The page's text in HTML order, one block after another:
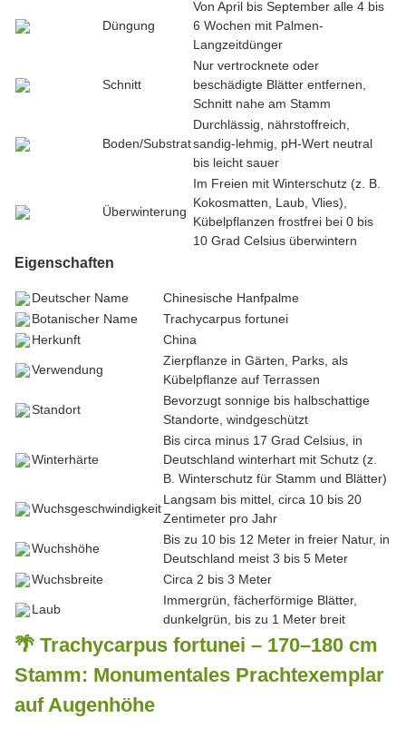
Düngung
Von April bis September alle 4 bis
6 Wochen mit Palmen-
Langzeitdünger
Schnitt
Nur vertrocknete oder
beschädigte Blätter entfernen,
Schnitt nahe am Stamm
Boden/Substrat
Durchlässig, nährstoffreich,
sandig-lehmig, pH-Wert neutral
bis leicht sauer
Überwinterung
Im Freien mit Winterschutz (z. B.
Kokosmatten, Laub, Vlies),
Kübelpflanzen frostfrei bei 0 bis
10 Grad Celsius überwintern
Eigenschaften
Deutscher Name
Chinesische Hanfpalme
Botanischer Name
Trachycarpus fortunei
Herkunft
China
Verwendung
Zierpflanze in Gärten, Parks, als
Kübelpflanze auf Terrassen
Standort
Bevorzugt sonnige bis halbschattige
Standorte, windgeschützt
Winterhärte
Bis circa minus 17 Grad Celsius, in
Deutschland winterhart mit Schutz (z.
B. Winterschutz für Stamm und Blätter)
Wuchsgeschwindigkeit
Langsam bis mittel, circa 10 bis 20
Zentimeter pro Jahr
Wuchshöhe
Bis zu 10 bis 12 Meter in freier Natur, in
Deutschland meist 3 bis 5 Meter
Wuchsbreite
Circa 2 bis 3 Meter
Laub
Immergrün, fächerförmige Blätter,
dunkelgrün, bis zu 1 Meter breit
🌴 Trachycarpus fortunei – 170–180 cm
Stamm: Monumentales Prachtexemplar
auf Augenhöhe